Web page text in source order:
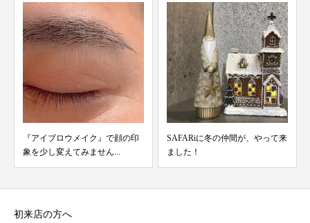
『アイブロウメイク』で顔の印
象を少し変えてみません...
SAFARiに冬の仲間が、やって来
ました！
初来店の方へ